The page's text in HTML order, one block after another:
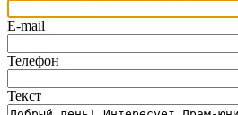
E-mail
Телефон
Текст